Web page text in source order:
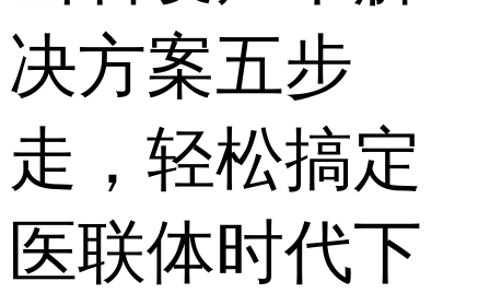
决方案五步
走，轻松搞定
医联体时代下